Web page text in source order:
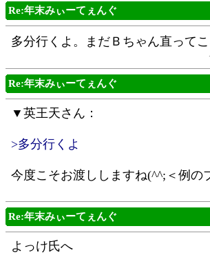
Re:年末みぃーてぇんぐ
多分行くよ。まだＢちゃん直ってこ
Re:年末みぃーてぇんぐ
▼英王天さん：
>多分行くよ
今度こそお渡ししますね(^^;＜例の
Re:年末みぃーてぇんぐ
よっけ氏へ